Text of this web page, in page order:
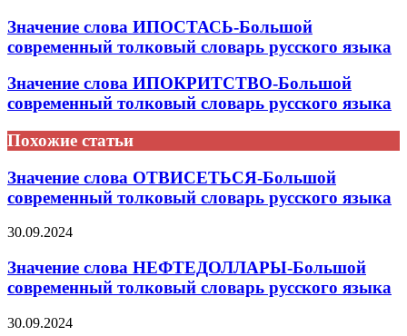
Значение слова ИПОСТАСЬ-Большой
современный толковый словарь русского языка
Значение слова ИПОКРИТСТВО-Большой
современный толковый словарь русского языка
Похожие статьи
Значение слова ОТВИСЕТЬСЯ-Большой
современный толковый словарь русского языка
30.09.2024
Значение слова НЕФТЕДОЛЛАРЫ-Большой
современный толковый словарь русского языка
30.09.2024